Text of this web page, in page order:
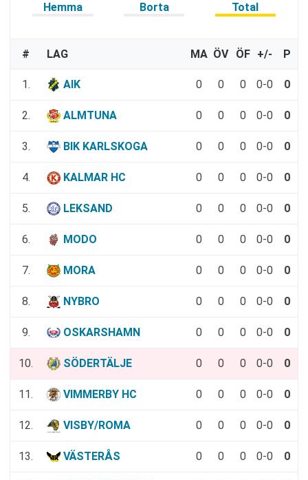
Hemma Borta Total
# LAG MA ÖV ÖF +/- P
1. AIK 0 0 0 0-0 0
2. ALMTUNA 0 0 0 0-0 0
3. BIK KARLSKOGA 0 0 0 0-0 0
4. KALMAR HC 0 0 0 0-0 0
5. LEKSAND 0 0 0 0-0 0
6. MODO 0 0 0 0-0 0
7. MORA 0 0 0 0-0 0
8. NYBRO 0 0 0 0-0 0
9. OSKARSHAMN 0 0 0 0-0 0
10. SÖDERTÄLJE 0 0 0 0-0 0
11. VIMMERBY HC 0 0 0 0-0 0
12. VISBY/ROMA 0 0 0 0-0 0
13. VÄSTERÅS 0 0 0 0-0 0